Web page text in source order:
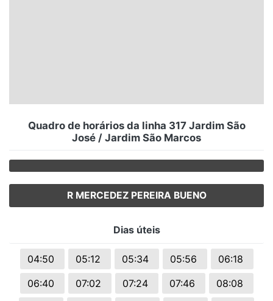
Quadro de horários da linha 317 Jardim São
José / Jardim São Marcos
R MERCEDEZ PEREIRA BUENO
Dias úteis
04:50 05:12 05:34 05:56
06:18
06:40
07:02 07:24 07:46
08:08